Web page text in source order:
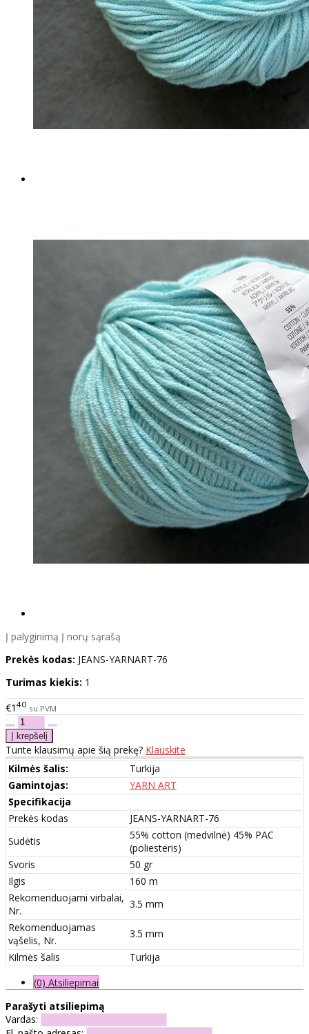
Į palyginimą Į norų sąrašą
Prekės kodas: JEANS-YARNART-76
Turimas kiekis: 1
€1 40 su PVM
Turite klausimų apie šią prekę? Klauskite
Kilmės šalis:
Turkija
Gamintojas:
YARN ART
Specifikacija
Prekės kodas
JEANS-YARNART-76
Sudėtis
55% cotton (medvilnė) 45% PAC
(poliesteris)
Svoris
50 gr
Ilgis
160 m
Rekomenduojami virbalai,
Nr.
3.5 mm
Rekomenduojamas
vąšelis, Nr.
3.5 mm
Kilmės šalis
Turkija
(0) Atsiliepimai
Parašyti atsiliepimą
Vardas: